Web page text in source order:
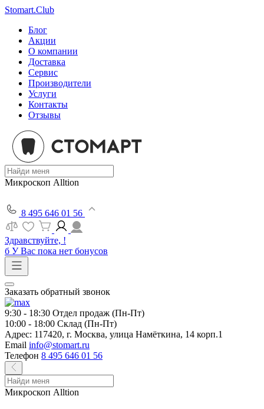
Stomart.Club
Блог
Акции
О компании
Доставка
Сервис
Производители
Услуги
Контакты
Отзывы
Микроскоп Alltion
8 495 646 01 56
Здравствуйте, !
б У Вас пока нет бонусов
Заказать обратный звонок
9:30 - 18:30 Отдел продаж (Пн-Пт)
10:00 - 18:00 Склад (Пн-Пт)
Адрес: 117420, г. Москва, улица Намёткина, 14 корп.1
Email info@stomart.ru
Телефон 8 495 646 01 56
Микроскоп Alltion